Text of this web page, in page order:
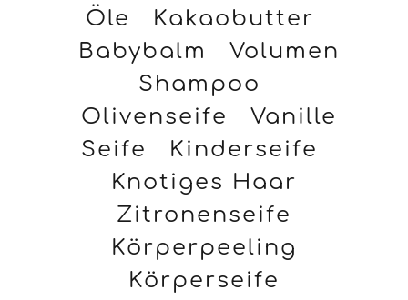
Öle
Kakaobutter
Babybalm
Volumen
Shampoo
Olivenseife
Vanille
Seife
Kinderseife
Knotiges Haar
Zitronenseife
Körperpeeling
Körperseife